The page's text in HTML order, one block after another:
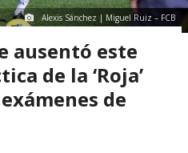
Alexis Sánchez | Miguel Ruiz – FCB
ausentó este
de la ‘Roja’
de